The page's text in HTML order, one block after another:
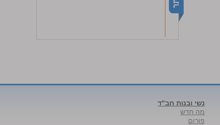
נשי ובנות חב"ד
מה חדש
פורום